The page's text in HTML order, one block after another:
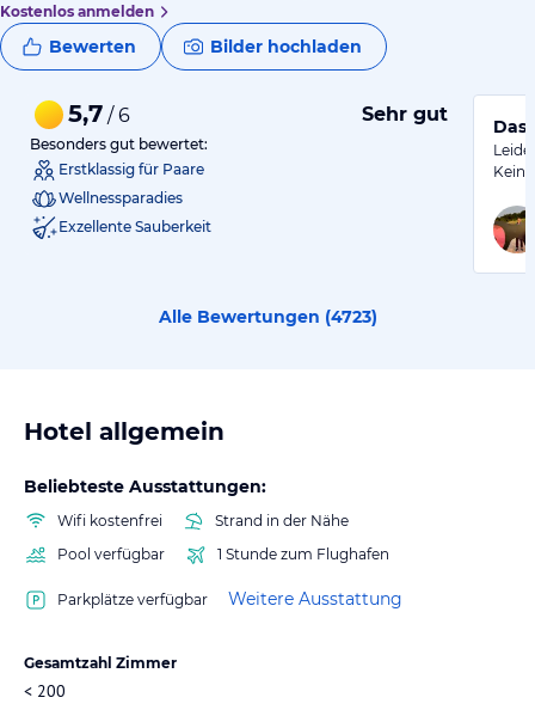
Kostenlos anmelden
Bewerten Bilder hochladen
5,7 / 6 Sehr gut
Besonders gut bewertet:
Erstklassig für Paare
Wellnessparadies
Exzellente Sauberkeit
Das
Alle Bewertungen (4723)
Hotel allgemein
Beliebteste Ausstattungen:
Wifi kostenfrei
Strand in der Nähe
Pool verfügbar
1 Stunde zum Flughafen
Parkplätze verfügbar Weitere Ausstattung
Gesamtzahl Zimmer
< 200